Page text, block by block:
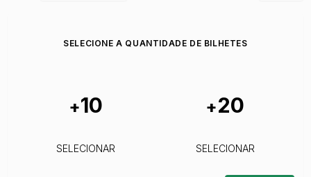
SELECIONE A QUANTIDADE DE BILHETES
+10
SELECIONAR
+20
SELECIONAR